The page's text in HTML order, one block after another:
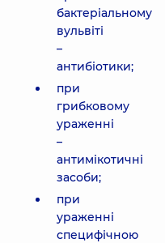
бактеріальному
вульвіті
–
антибіотики;
при
грибковому
ураженні
–
антимікотичні
засоби;
при
ураженні
специфічною